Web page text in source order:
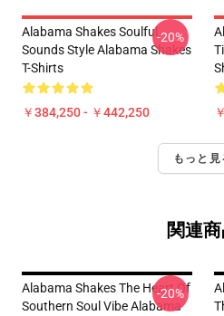
Alabama Shakes Soulful
Sounds Style Alabama Shakes
T-Shirts
￥384,250 - ￥442,250
-20%
もっと見
関連
Alabama Shakes The Heart Of
Southern Soul Vibe Alabama
-20%